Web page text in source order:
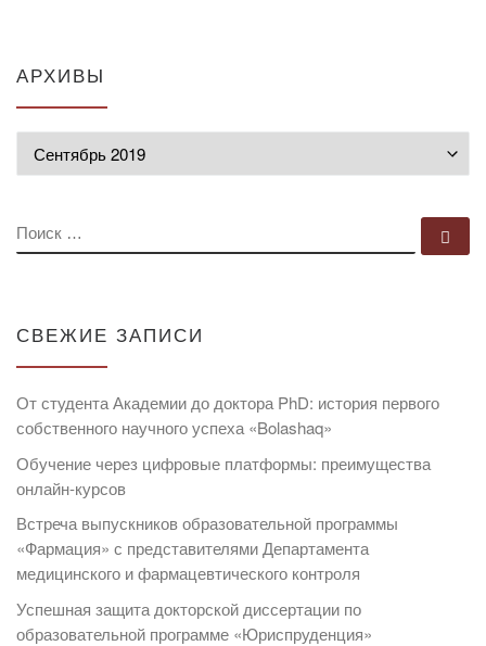
АРХИВЫ
ПОИСК
СВЕЖИЕ ЗАПИСИ
От студента Академии до доктора PhD: история первого
собственного научного успеха «Bolashaq»
Обучение через цифровые платформы: преимущества
онлайн-курсов
Встреча выпускников образовательной программы
«Фармация» с представителями Департамента
медицинского и фармацевтического контроля
Успешная защита докторской диссертации по
образовательной программе «Юриспруденция»